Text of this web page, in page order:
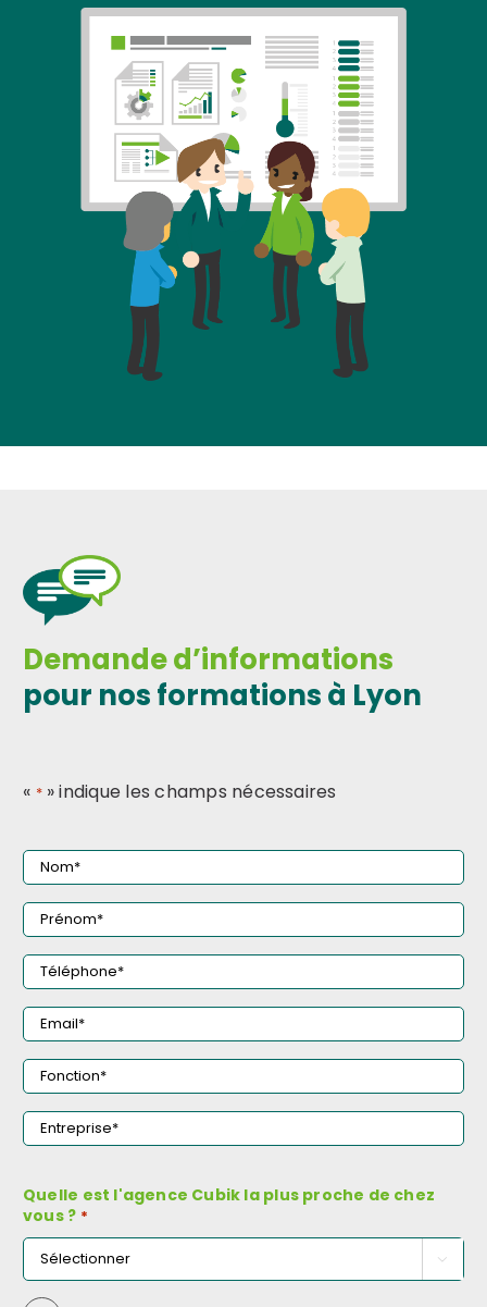
Demande d’informations
pour nos formations à Lyon
« *» indique les champs nécessaires
Nom
*
Prénom
*
Téléphone
*
Email
*
Fonction
*
Entreprise
Quelle est l'agence Cubik la plus proche de chez
vous ? *
